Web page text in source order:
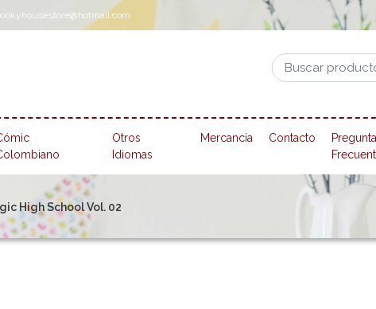
Otros
Idiomas
Mercancía Contacto
High School Vol. 02